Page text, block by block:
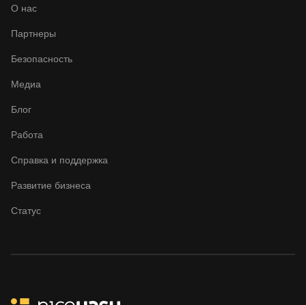
О нас
Партнеры
Безопасность
Медиа
Блог
Работа
Справка и поддержка
Развитие бизнеса
Статус